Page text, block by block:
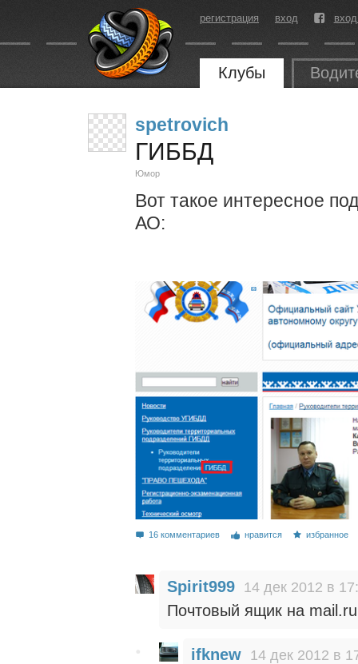
регистрация вход
Клубы
spetrovich
ГИББД
Юмор
Вот такое интересное
АО:
16 комментариев нравится избранное
Spirit999 14 дек 2012 в
Почтовый ящик на
ifknew 14 дек 2012 в